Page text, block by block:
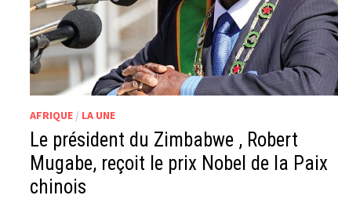
AFRIQUE / LA UNE
Le président du Zimbabwe , Robert
Mugabe, reçoit le prix Nobel de la Paix
chinois